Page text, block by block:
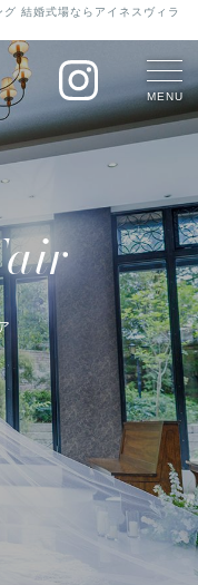
結婚式場ならアイネスヴィラ
MENU